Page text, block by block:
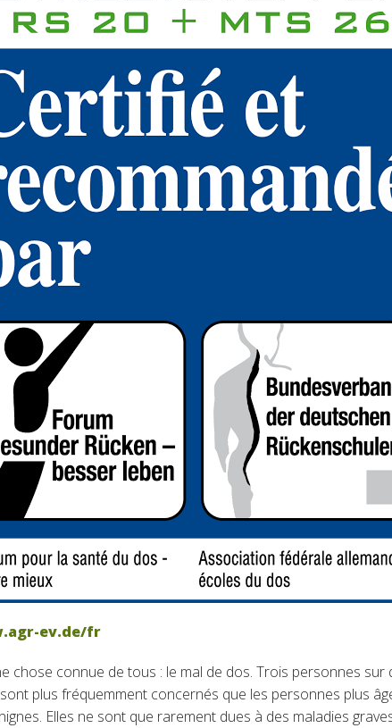
ev.de/fr
chose connue de tous : le mal de dos. Trois personnes
plus fréquemment concernés que les personnes plus
Elles ne sont que rarement dues à des maladies